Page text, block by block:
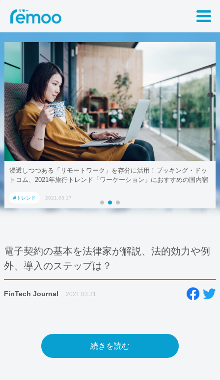
浸透しつつある「リモートワーク」を存分に活用！ブッキング・ドッ
トコム、2021年旅行トレンド「ワーケーション」におすすめの国内宿
#トレンド 2021.03.17
電子契約の基本を法律家が解説、法的効力や例
外、導入のステップは？
FinTech Journal 2021.03.31
続きを読む